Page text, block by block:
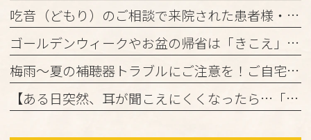
吃音（どもり）のご相談で来院された患者様・ご家族の皆様へ
ゴールデンウィークやお盆の帰省は「きこえ」のチェックのチャンス！難聴と認知機能の関係について
梅雨～夏の補聴器トラブルにご注意を！ご自宅でのケアと定期メンテナンスのお願い
【ある日突然、耳が聞こえにくくなったら…「突発性難聴」かもしれません】